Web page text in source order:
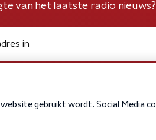
van het laatste radio nieuws?